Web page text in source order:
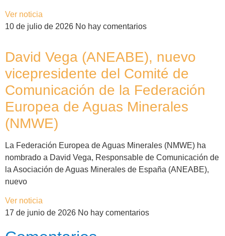
Ver noticia
10 de julio de 2026 No hay comentarios
David Vega (ANEABE), nuevo
vicepresidente del Comité de
Comunicación de la Federación
Europea de Aguas Minerales
(NMWE)
La Federación Europea de Aguas Minerales (NMWE) ha
nombrado a David Vega, Responsable de Comunicación de
la Asociación de Aguas Minerales de España (ANEABE),
nuevo
Ver noticia
17 de junio de 2026 No hay comentarios